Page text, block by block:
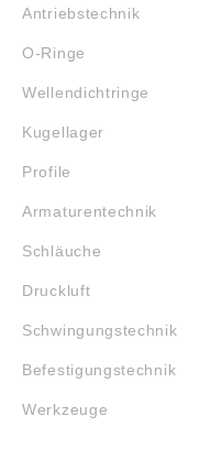
Antriebstechnik
O-Ringe
Wellendichtringe
Kugellager
Profile
Armaturentechnik
Schläuche
Druckluft
Schwingungstechnik
Befestigungstechnik
Werkzeuge